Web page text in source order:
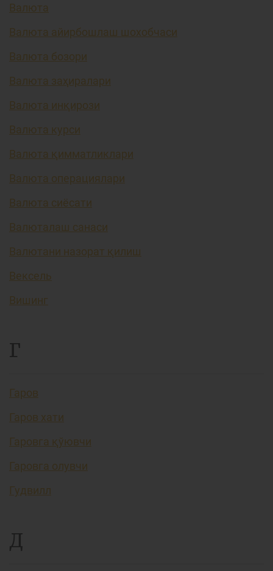
Валюта
Валюта айирбошлаш шохобчаси
Валюта бозори
Валюта заҳиралари
Валюта инқирози
Валюта курси
Валюта қимматликлари
Валюта операциялари
Валюта сиёсати
Валюталаш санаси
Валютани назорат қилиш
Вексель
Вишинг
Г
Гаров
Гаров хати
Гаровга қўювчи
Гаровга олувчи
Гудвилл
Д